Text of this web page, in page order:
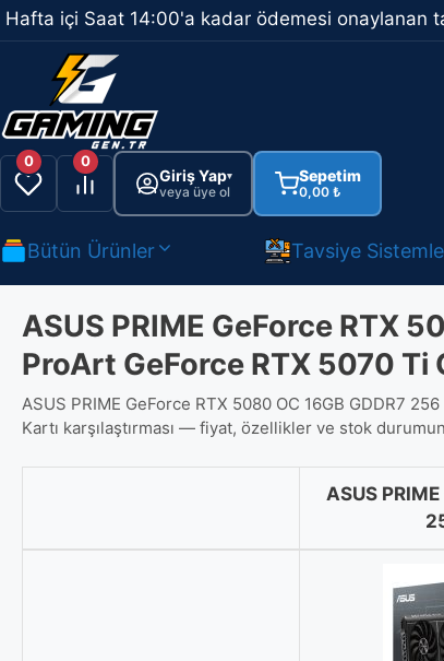
İçeriğe
atla
Hafta içi Saat 14:00'a kadar ödemesi onaylanan
0 0
Giriş Yap▾
veya üye ol
Sepetim
0,00 ₺
Bütün Ürünler Tavsiye
ASUS PRIME GeForce RTX
ProArt GeForce RTX 5070 Ti
ASUS PRIME GeForce RTX 5080 OC 16GB GDDR7
Kartı karşılaştırması — fiyat, özellikler ve stok
ASUS